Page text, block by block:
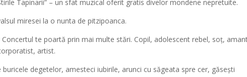
Tapinarii” – un sfat muzical oferit gratis divelor mondene nepretuite.
miresei la o nunta de pitzipoanca.
te poartă prin mai multe stări. Copil, adolescent rebel, soț,
artist.
degetelor, amesteci iubirile, arunci cu săgeata spre cer, găsești